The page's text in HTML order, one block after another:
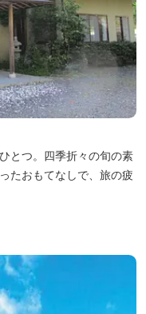
とつ。四季折々の旬の素
たおもてなしで、旅の疲